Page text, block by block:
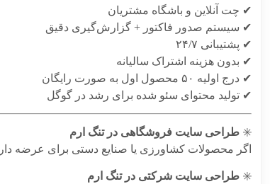
✔ چت آنلاین و باشگاه مشتریان
✔ سیستم صدور فاکتور + گزارش‌گیری دقیق
✔ پشتیبانی ۲۴/۷
✔ بدون هزینه اشتراک سالیانه
✔ درج اولیه ۵۰ محصول اول به صورت رایگان
✔ تولید محتوای سئو شده برای رشد در گوگل
✳️ طراحی سایت فروشگاهی در تنگ ارم
اگر محصولات کشاورزی یا صنایع دستی برای عرضه
✳️ طراحی سایت شرکتی در تنگ ارم